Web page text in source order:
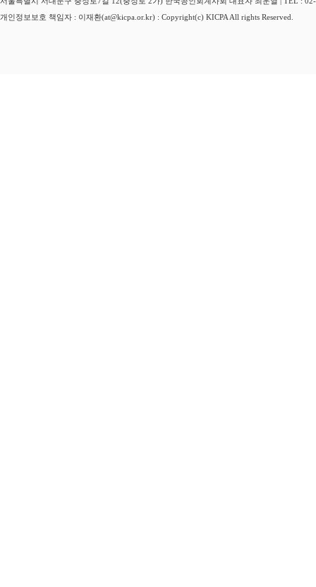
개인정보보호 책임자 : 이재환(at@kicpa.or.kr) : Copyright(c) KICPA All rights Reserved.